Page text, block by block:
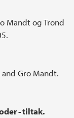
Mandt og Trond
Gro Mandt.
- tiltak.